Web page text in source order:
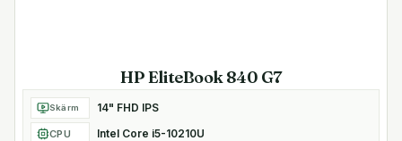
HP EliteBook 840 G7
Skärm 14" FHD IPS
CPU Intel Core i5-10210U